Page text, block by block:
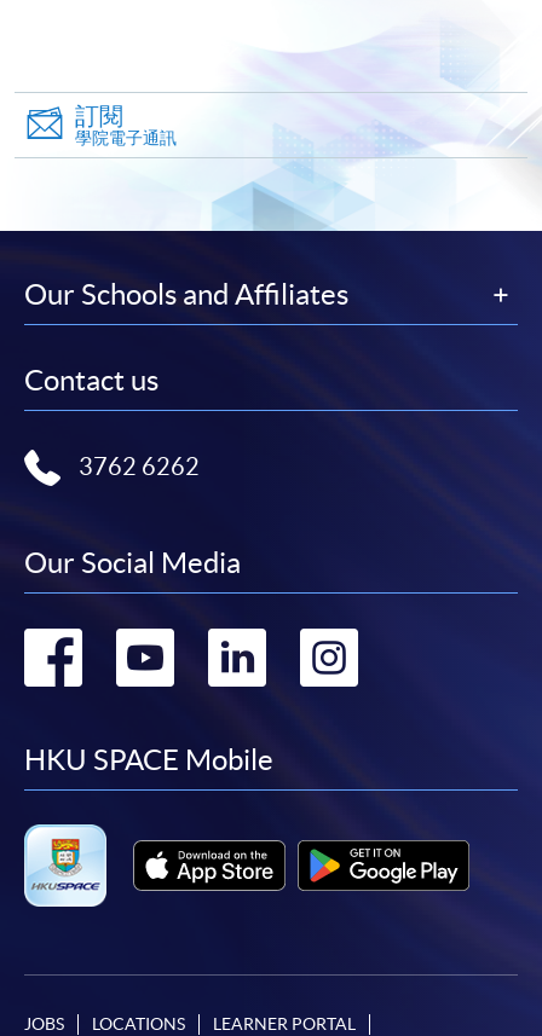
香港大學專業進修學院提供24小時網上報名及繳費服
務，申請人可通過網上申請個別學歷頒授課程和報讀
大部份公開招生的課程(以先到先得形式報名的課程)。
申請人可在網上使用「繳費靈」(PPS) (不適用於手
機)、VISA 或 Mastercard。除上述支付方式之外，如就
讀學歷頒授課程設有網上服務，在學學員亦可以「微
Alipay) 或 「轉數快」(FPS) 繳付學費。
報讀新課程
申請人可按該課程網頁的右上角的
docx, jpg 和pdf格式之附件。
申請人可使用以下方式繳交報名費或課程費用:
繳費靈網上服務- 申請人須先開立繳費靈戶口及設
定繳費靈網上密碼。有關如何申請繳費靈戶口及密
碼，請瀏覽繳費靈網址http://www.ppshk.com
Mastercard卡」）繳付學費。
訂閱
學院電子通訊
Our Schools and Affiliates
Contact us
3762 6262
Our Social Media
Go
facebook
Go
youtube
Go
linkedin
Go
HKU SPACE Mobile
JOBS LOCATIONS LEARNER PORTAL